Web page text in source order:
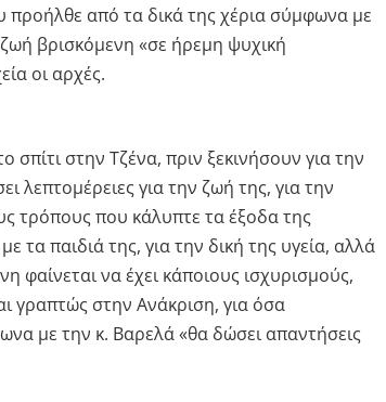
προήλθε από τα δικά της χέρια σύμφωνα με
βρισκόμενη «σε ήρεμη ψυχική
οι αρχές.
σπίτι στην Τζένα, πριν ξεκινήσουν για την
λεπτομέρειες για την ζωή της, για την
τρόπους που κάλυπτε τα έξοδα της
τα παιδιά της, για την δική της υγεία, αλλά
φαίνεται να έχει κάποιους ισχυρισμούς,
γραπτώς στην Ανάκριση, για όσα
με την κ. Βαρελά «θα δώσει απαντήσεις